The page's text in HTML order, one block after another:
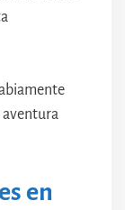
aventura
en